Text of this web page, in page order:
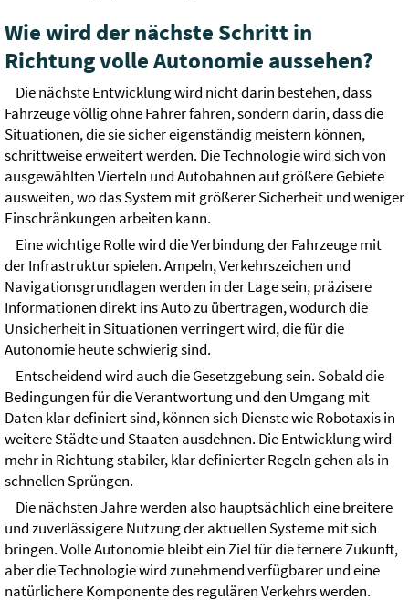
Wie wird der nächste Schritt in
Richtung volle Autonomie aussehen?
Die nächste Entwicklung wird nicht darin bestehen, dass
Fahrzeuge völlig ohne Fahrer fahren, sondern darin, dass die
Situationen, die sie sicher eigenständig meistern können,
schrittweise erweitert werden. Die Technologie wird sich von
ausgewählten Vierteln und Autobahnen auf größere Gebiete
ausweiten, wo das System mit größerer Sicherheit und weniger
Einschränkungen arbeiten kann.
Eine wichtige Rolle wird die Verbindung der Fahrzeuge mit
der Infrastruktur spielen. Ampeln, Verkehrszeichen und
Navigationsgrundlagen werden in der Lage sein, präzisere
Informationen direkt ins Auto zu übertragen, wodurch die
Unsicherheit in Situationen verringert wird, die für die
Autonomie heute schwierig sind.
Entscheidend wird auch die Gesetzgebung sein. Sobald die
Bedingungen für die Verantwortung und den Umgang mit
Daten klar definiert sind, können sich Dienste wie Robotaxis in
weitere Städte und Staaten ausdehnen. Die Entwicklung wird
mehr in Richtung stabiler, klar definierter Regeln gehen als in
schnellen Sprüngen.
Die nächsten Jahre werden also hauptsächlich eine breitere
und zuverlässigere Nutzung der aktuellen Systeme mit sich
bringen. Volle Autonomie bleibt ein Ziel für die fernere Zukunft,
aber die Technologie wird zunehmend verfügbarer und eine
natürlichere Komponente des regulären Verkehrs werden.